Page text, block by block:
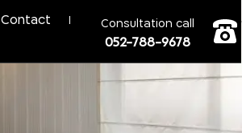
Consultation call
052-788-9678
Contact